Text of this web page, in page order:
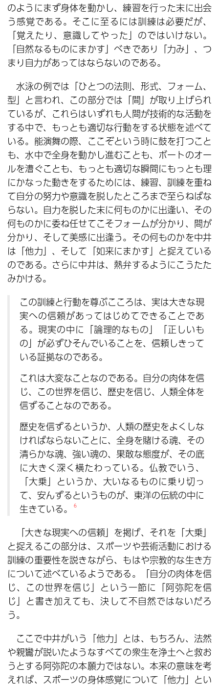
のようにまず身体を動かし、練習を行った末に出会
う感覚である。そこに至るには訓練は必要だが、
「覚えたり、意識してやった」のではいけない。
「自然なるものにまかす」べきであり「力み」、つ
まり自力があってはならないのである。
水泳の例では「ひとつの法則、形式、フォーム、
型」と言われ、この部分では「間」が取り上げられ
ているが、これらはいずれも人間が技術的な活動を
する中で、もっとも適切な行動をする状態を述べて
いる。能演舞の際、ここぞという時に鼓を打つこと
も、水中で全身を動かし進むことも、ボートのオー
ルを漕ぐことも、もっとも適切な瞬間にもっとも理
にかなった動きをするためには、練習、訓練を重ね
て自分の努力や意識を脱したところまで至らねばな
らない。自力を脱した末に何ものかに出逢い、その
何ものかに委ね任せてこそフォームが分かり、間が
分かり、そして美感に出逢う。その何ものかを中井
は「他力」、そして「如来にまかす」と捉えている
のである。さらに中井は、熱弁するようにこうたた
みかける。
この訓練と行動を尊ぶこころは、実は大きな現
実への信頼があってはじめてできることであ
る。現実の中に「論理的なもの」「正しいも
の」が必ずひそんでいることを、信頼しきって
いる証拠なのである。
これは大変なことなのである。自分の肉体を信
じ、この世界を信じ、歴史を信じ、人類全体を
信ずることなのである。
歴史を信ずるというか、人類の歴史をよくしな
ければならないことに、全身を賭ける魂、その
清らかな魂、強い魂の、果敢な態度が、その底
に大きく深く横たわっている。仏教でいう、
「大乗」というか、大いなるものに乗り切っ
て、安んずるというものが、東洋の伝統の中に
生きている。
6
「大きな現実への信頼」を掲げ、それを「大乗」
と捉えるこの部分は、スポーツや芸術活動における
訓練の重要性を説きながら、もはや宗教的な生き方
について述べているようである。「自分の肉体を信
じ、この世界を信じ」という一節に「阿弥陀を信
じ」と書き加えても、決して不自然ではないだろ
う。
ここで中井がいう「他力」とは、もちろん、法然
や親鸞が説いたようなすべての衆生を浄土へと救お
うとする阿弥陀の本願力ではない。本来の意味を考
えれば、スポーツの身体感覚について「他力」とい